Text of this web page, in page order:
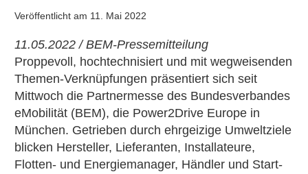
Veröffentlicht am 11. Mai 2022
11.05.2022 / BEM-Pressemitteilung
Proppevoll, hochtechnisiert und mit wegweisenden
Themen-Verknüpfungen präsentiert sich seit
Mittwoch die Partnermesse des Bundesverbandes
eMobilität (BEM), die Power2Drive Europe in
München. Getrieben durch ehrgeizige Umweltziele
blicken Hersteller, Lieferanten, Installateure,
Flotten- und Energiemanager, Händler und Start-